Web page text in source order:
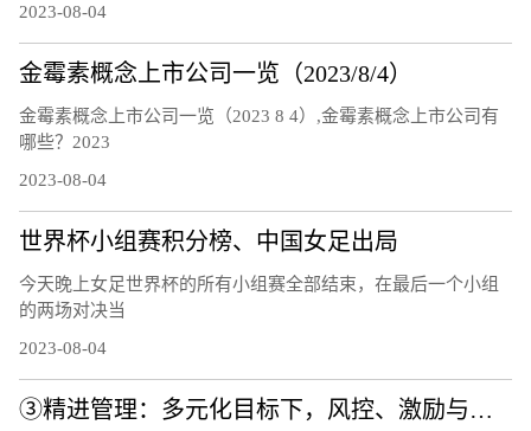
2023-08-04
金霉素概念上市公司一览（2023/8/4）
金霉素概念上市公司一览（2023 8 4）,金霉素概念上市公司有
哪些？2023
2023-08-04
世界杯小组赛积分榜、中国女足出局
今天晚上女足世界杯的所有小组赛全部结束，在最后一个小组
的两场对决当
2023-08-04
③精进管理：多元化目标下，风控、激励与容错机制逐步完善